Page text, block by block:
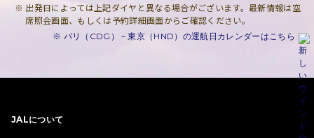
出発日によっては上記ダイヤと異なる場合がございます。最新情報は空
席照会画面、もしくは予約詳細画面からご確認ください。
※ パリ（CDG）－東京（HND）の運航日カレンダーはこちら
JALについて